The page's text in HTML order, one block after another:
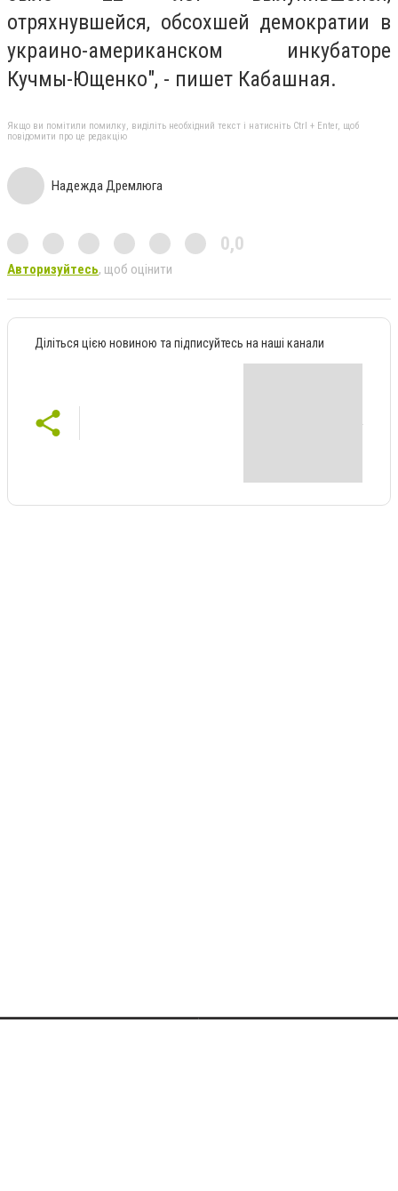
отряхнувшейся, обсохшей демократии в
украино-американском инкубаторе
Кучмы-Ющенко", - пишет Кабашная.
Якщо ви помітили помилку, виділіть необхідний текст і натисніть Ctrl + Enter, щоб
повідомити про це редакцію
Надежда Дремлюга
0,0
Авторизуйтесь, щоб оцінити
Діліться цією новиною та підписуйтесь на наші канали